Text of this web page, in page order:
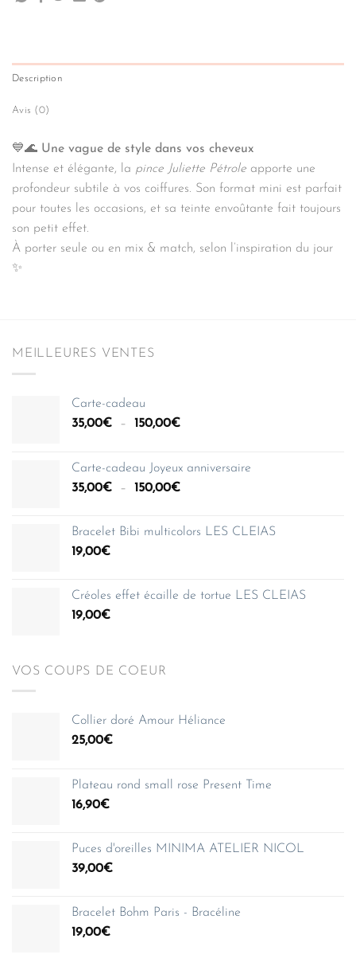
Description
Avis (0)
💙🌊 Une vague de style dans vos cheveux
Intense et élégante, la pince Juliette Pétrole apporte une
profondeur subtile à vos coiffures. Son format mini est parfait
pour toutes les occasions, et sa teinte envoûtante fait toujours
son petit effet.
À porter seule ou en mix & match, selon l’inspiration du jour
✨
MEILLEURES VENTES
Carte-cadeau
35,00€ – 150,00€Plage
35,00€
à
Carte-cadeau Joyeux anniversaire
35,00€ – 150,00€Plage
35,00€
Bracelet Bibi multicolors LES CLEIAS
19,00€
Créoles effet écaille de tortue LES CLEIAS
19,00€
VOS COUPS DE COEUR
Collier doré Amour Héliance
25,00€
Plateau rond small rose Present Time
16,90€
Puces d'oreilles MINIMA ATELIER NICOL
39,00€
Bracelet Bohm Paris - Bracéline
19,00€